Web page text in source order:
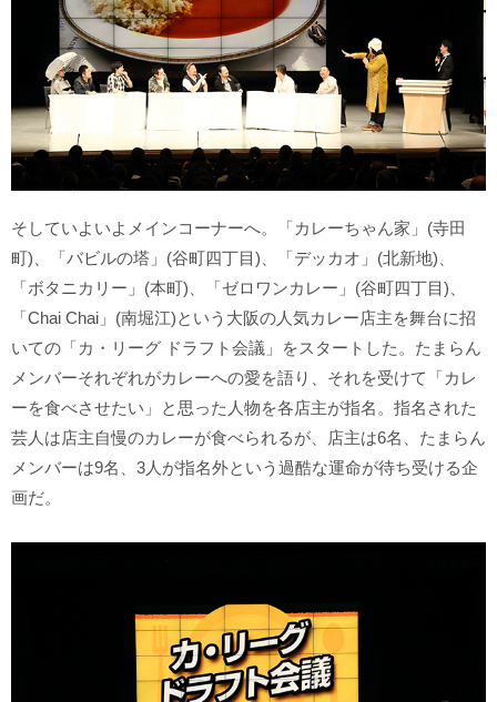
そしていよいよメインコーナーへ。「カレーちゃん家」(寺田
町)、「バビルの塔」(谷町四丁目)、「デッカオ」(北新地)、
「ボタニカリー」(本町)、「ゼロワンカレー」(谷町四丁目)、
「Chai Chai」(南堀江)という大阪の人気カレー店主を舞台に招
いての「カ・リーグ ドラフト会議」をスタートした。たまらん
メンバーそれぞれがカレーへの愛を語り、それを受けて「カレ
ーを食べさせたい」と思った人物を各店主が指名。指名された
芸人は店主自慢のカレーが食べられるが、店主は6名、たまらん
メンバーは9名、3人が指名外という過酷な運命が待ち受ける企
画だ。